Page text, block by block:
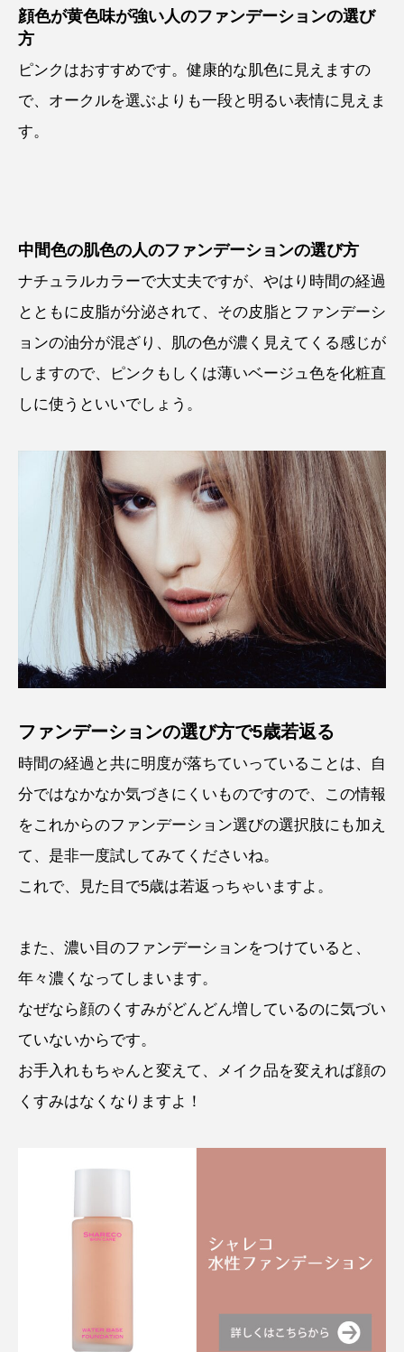
顔色が黄色味が強い人のファンデーションの選び
方
ピンクはおすすめです。健康的な肌色に見えますの
で、オークルを選ぶよりも一段と明るい表情に見えま
す。
中間色の肌色の人のファンデーションの選び方
ナチュラルカラーで大丈夫ですが、やはり時間の経過
とともに皮脂が分泌されて、その皮脂とファンデーシ
ョンの油分が混ざり、肌の色が濃く見えてくる感じが
しますので、ピンクもしくは薄いベージュ色を化粧直
しに使うといいでしょう。
ファンデーションの選び方で5歳若返る
時間の経過と共に明度が落ちていっていることは、自
分ではなかなか気づきにくいものですので、この情報
をこれからのファンデーション選びの選択肢にも加え
て、是非一度試してみてくださいね。
これで、見た目で5歳は若返っちゃいますよ。
また、濃い目のファンデーションをつけていると、
年々濃くなってしまいます。
なぜなら顔のくすみがどんどん増しているのに気づい
ていないからです。
お手入れもちゃんと変えて、メイク品を変えれば顔の
くすみはなくなりますよ！